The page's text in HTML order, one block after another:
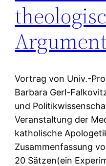
Vortrag von Univ.-
Barbara Gerl-
und
Veranstaltung der
katholische
Zusammenfassung
20 Sätzen(ein